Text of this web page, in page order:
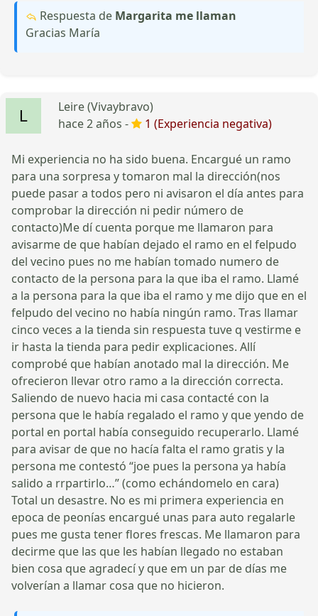
Respuesta de Margarita me llaman
Gracias María
Leire (Vivaybravo)
hace 2 años -
1 (Experiencia negativa)
Mi experiencia no ha sido buena. Encargué un ramo
para una sorpresa y tomaron mal la dirección(nos
puede pasar a todos pero ni avisaron el día antes para
comprobar la dirección ni pedir número de
contacto)Me dí cuenta porque me llamaron para
avisarme de que habían dejado el ramo en el felpudo
del vecino pues no me habían tomado numero de
contacto de la persona para la que iba el ramo. Llamé
a la persona para la que iba el ramo y me dijo que en el
felpudo del vecino no había ningún ramo. Tras llamar
cinco veces a la tienda sin respuesta tuve q vestirme e
ir hasta la tienda para pedir explicaciones. Allí
comprobé que habían anotado mal la dirección. Me
ofrecieron llevar otro ramo a la dirección correcta.
Saliendo de nuevo hacia mi casa contacté con la
persona que le había regalado el ramo y que yendo de
portal en portal había conseguido recuperarlo. Llamé
para avisar de que no hacía falta el ramo gratis y la
persona me contestó “joe pues la persona ya había
salido a rrpartirlo…” (como echándomelo en cara)
Total un desastre. No es mi primera experiencia en
epoca de peonías encargué unas para auto regalarle
pues me gusta tener flores frescas. Me llamaron para
decirme que las que les habían llegado no estaban
bien cosa que agradecí y que em un par de días me
volverían a llamar cosa que no hicieron.